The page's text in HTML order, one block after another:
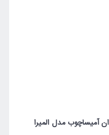
آمیساچوب مدل المیرا